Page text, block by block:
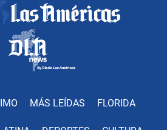
MÁS LEÍDAS FLORIDA